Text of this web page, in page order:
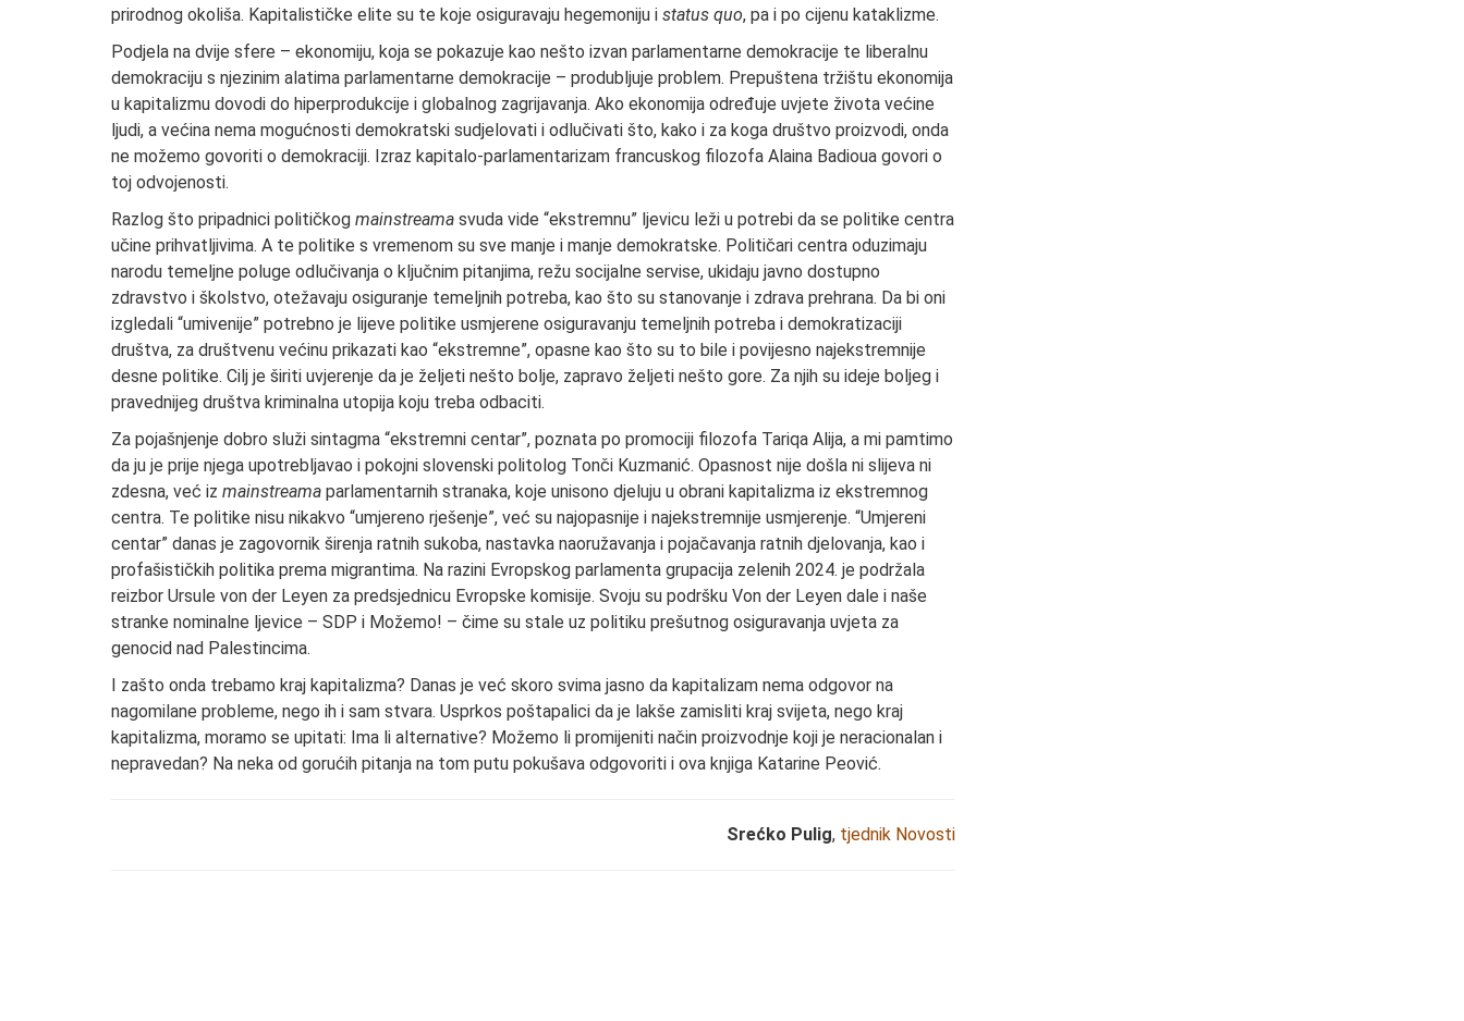
prirodnog okoliša. Kapitalističke elite su te koje osiguravaju hegemoniju i status quo, pa i po cijenu kataklizme.
Podjela na dvije sfere – ekonomiju, koja se pokazuje kao nešto izvan parlamentarne demokracije te liberalnu
demokraciju s njezinim alatima parlamentarne demokracije – produbljuje problem. Prepuštena tržištu ekonomija
u kapitalizmu dovodi do hiperprodukcije i globalnog zagrijavanja. Ako ekonomija određuje uvjete života većine
ljudi, a većina nema mogućnosti demokratski sudjelovati i odlučivati što, kako i za koga društvo proizvodi, onda
ne možemo govoriti o demokraciji. Izraz kapitalo-parlamentarizam francuskog filozofa Alaina Badioua govori o
toj odvojenosti.
Razlog što pripadnici političkog mainstreama svuda vide “ekstremnu” ljevicu leži u potrebi da se politike centra
učine prihvatljivima. A te politike s vremenom su sve manje i manje demokratske. Političari centra oduzimaju
narodu temeljne poluge odlučivanja o ključnim pitanjima, režu socijalne servise, ukidaju javno dostupno
zdravstvo i školstvo, otežavaju osiguranje temeljnih potreba, kao što su stanovanje i zdrava prehrana. Da bi oni
izgledali “umivenije” potrebno je lijeve politike usmjerene osiguravanju temeljnih potreba i demokratizaciji
društva, za društvenu većinu prikazati kao “ekstremne”, opasne kao što su to bile i povijesno najekstremnije
desne politike. Cilj je širiti uvjerenje da je željeti nešto bolje, zapravo željeti nešto gore. Za njih su ideje boljeg i
pravednijeg društva kriminalna utopija koju treba odbaciti.
Za pojašnjenje dobro služi sintagma “ekstremni centar”, poznata po promociji filozofa Tariqa Alija, a mi pamtimo
da ju je prije njega upotrebljavao i pokojni slovenski politolog Tonči Kuzmanić. Opasnost nije došla ni slijeva ni
zdesna, već iz mainstreama parlamentarnih stranaka, koje unisono djeluju u obrani kapitalizma iz ekstremnog
centra. Te politike nisu nikakvo “umjereno rješenje”, već su najopasnije i najekstremnije usmjerenje. “Umjereni
centar” danas je zagovornik širenja ratnih sukoba, nastavka naoružavanja i pojačavanja ratnih djelovanja, kao i
profašističkih politika prema migrantima. Na razini Evropskog parlamenta grupacija zelenih 2024. je podržala
reizbor Ursule von der Leyen za predsjednicu Evropske komisije. Svoju su podršku Von der Leyen dale i naše
stranke nominalne ljevice – SDP i Možemo! – čime su stale uz politiku prešutnog osiguravanja uvjeta za
genocid nad Palestincima.
I zašto onda trebamo kraj kapitalizma? Danas je već skoro svima jasno da kapitalizam nema odgovor na
nagomilane probleme, nego ih i sam stvara. Usprkos poštapalici da je lakše zamisliti kraj svijeta, nego kraj
kapitalizma, moramo se upitati: Ima li alternative? Možemo li promijeniti način proizvodnje koji je neracionalan i
nepravedan? Na neka od gorućih pitanja na tom putu pokušava odgovoriti i ova knjiga Katarine Peović.
Srećko Pulig, tjednik Novosti